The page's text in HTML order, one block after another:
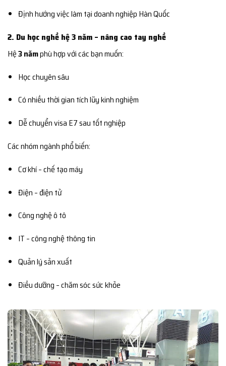
Định hướng việc làm tại doanh nghiệp Hàn Quốc
2. Du học nghề hệ 3 năm – nâng cao tay nghề
Hệ3 nămphù hợp với các bạn muốn:
Học chuyên sâu
Có nhiều thời gian tích lũy kinh nghiệm
Dễ chuyển visa E7 sau tốt nghiệp
Các nhóm ngành phổ biến:
Cơ khí – chế tạo máy
Điện – điện tử
Công nghệ ô tô
IT – công nghệ thông tin
Quản lý sản xuất
Điều dưỡng – chăm sóc sức khỏe